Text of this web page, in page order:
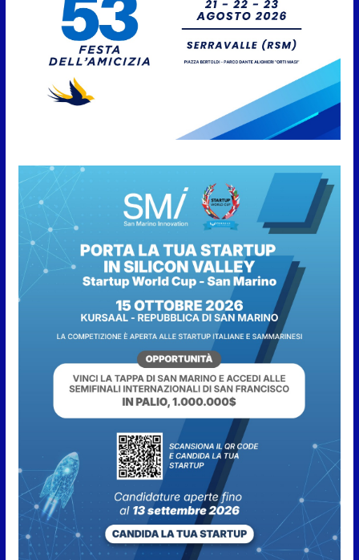
Live” una serata di
divertimento, arte, buona
cucina e solidarietà, a Faetano.
Con la firma e la regia di